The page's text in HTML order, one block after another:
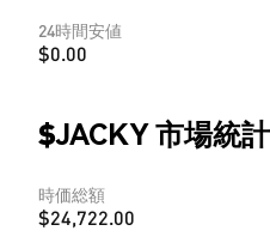
24時間安値
$0.00
$JACKY 市場統計
時価総額
$24,722.00